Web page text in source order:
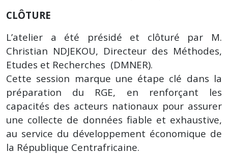
CLÔTURE
L’atelier a été présidé et clôturé par M.
Christian NDJEKOU, Directeur des Méthodes,
Etudes et Recherches (DMNER).
Cette session marque une étape clé dans la
préparation du RGE, en renforçant les
capacités des acteurs nationaux pour assurer
une collecte de données fiable et exhaustive,
au service du développement économique de
la République Centrafricaine.